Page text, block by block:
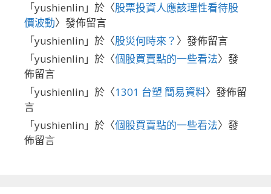
「yushienlin 」於〈股票投資人應該理性看待股
價波動〉發佈留言
「yushienlin 」於〈股災何時來？ 〉發佈留言
「yushienlin 」於〈個股買賣點的一些看法〉發
佈留言
「yushienlin 」於〈1301 台塑 簡易資料〉發佈留
言
「yushienlin 」於〈個股買賣點的一些看法〉發
佈留言